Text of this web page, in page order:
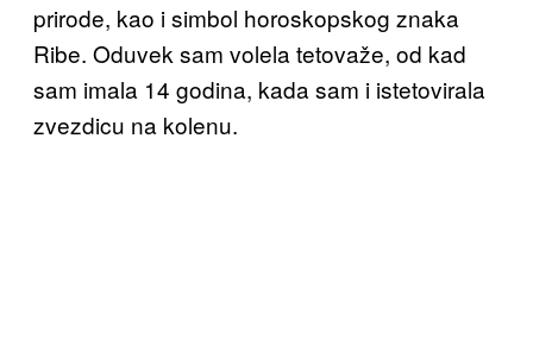
prirode, kao i simbol horoskopskog znaka
Ribe. Oduvek sam volela tetovaže, od kad
sam imala 14 godina, kada sam i istetovirala
zvezdicu na kolenu.